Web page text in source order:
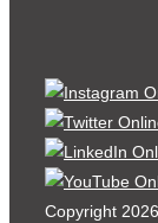
leeg
te
laten.
Copyright